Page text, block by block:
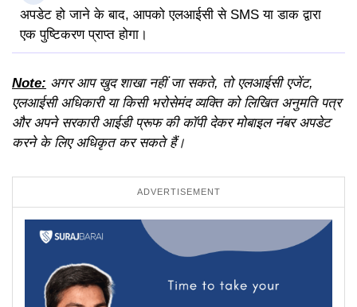
अपडेट हो जाने के बाद, आपको एलआईसी से SMS या डाक द्वारा
एक पुष्टिकरण प्राप्त होगा।
Note: अगर आप खुद शाखा नहीं जा सकते, तो एलआईसी एजेंट,
एलआईसी अधिकारी या किसी भरोसेमंद व्यक्ति को लिखित अनुमति पत्र
और अपने सरकारी आईडी प्रूफ की कॉपी देकर मोबाइल नंबर अपडेट
करने के लिए अधिकृत कर सकते हैं।
ADVERTISEMENT